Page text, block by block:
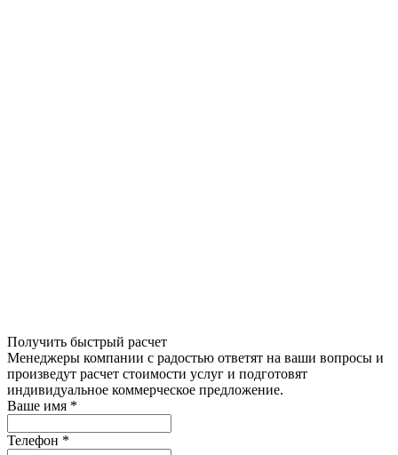
Получить быстрый расчет
Менеджеры компании с радостью ответят на ваши вопросы и
произведут расчет стоимости услуг и подготовят
индивидуальное коммерческое предложение.
Ваше имя *
Телефон *